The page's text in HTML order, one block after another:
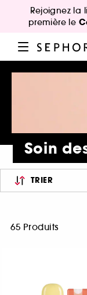
Rejoignez la
première le
Soin
TRIER
65 Produits